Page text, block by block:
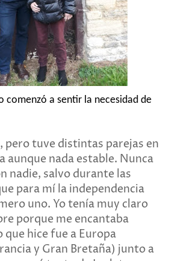
comenzó a sentir la necesidad de
pero tuve distintas parejas en
aunque nada estable. Nunca
nadie, salvo durante las
para mí la independencia
uno. Yo tenía muy claro
porque me encantaba
hice fue a Europa
y Gran Bretaña) junto a